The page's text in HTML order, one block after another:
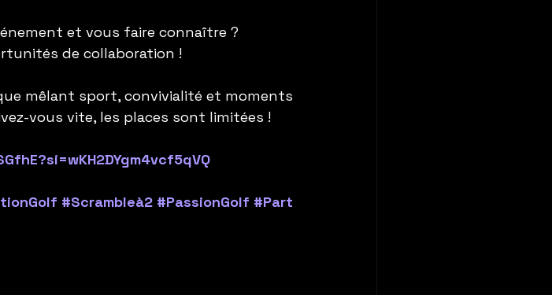
et vous faire connaître ?
de collaboration !
mêlant sport, convivialité et moments
vous vite, les places sont limitées !
#Scrambleà2 #PassionGolf #Part